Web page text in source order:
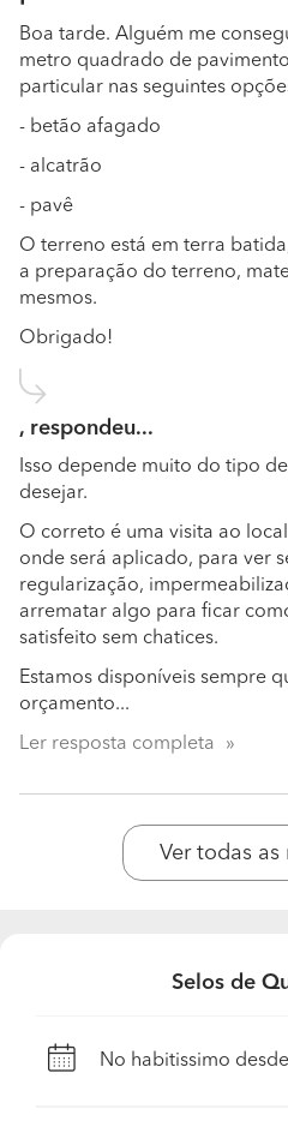
Boa tarde. Alguém me
metro quadrado de
particular nas seguintes
- betão afagado
- alcatrão
- pavê
O terreno está em terra
a preparação do terreno,
mesmos.
Obrigado!
, respondeu...
Isso depende muito do tipo
desejar.
O correto é uma visita ao
onde será aplicado, para ver
regularização,
arrematar algo para ficar
satisfeito sem chatices.
Estamos disponíveis sempre
orçamento...
Ler resposta completa
Ver todas as
Selos de
No habitissimo desde